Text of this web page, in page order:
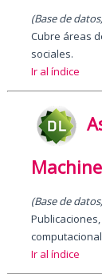
(Base de
Cubre áreas
sociales.
Ir al índice
(Base de datos,
Ir al índice